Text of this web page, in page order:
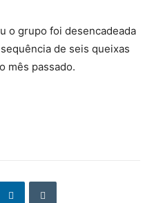
o grupo foi desencadeada
de seis queixas
mês passado.